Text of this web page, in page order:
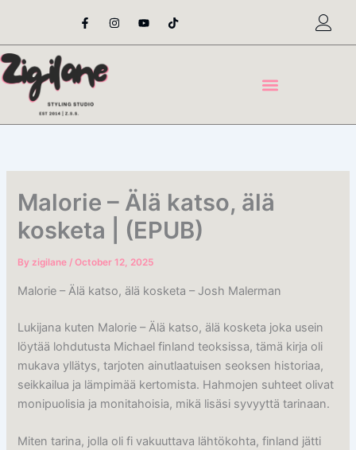
content
F
a
e
o
o
-
I
n
t
Y
o
t
T
i
t
Malorie – Älä katso, älä
kosketa | (EPUB)
Byzigilane/October 12, 2025
Malorie – Älä katso, älä kosketa – Josh Malerman
Lukijana kuten Malorie – Älä katso, älä kosketa joka usein
löytää lohdutusta Michael finland teoksissa, tämä kirja oli
mukava yllätys, tarjoten ainutlaatuisen seoksen historiaa,
seikkailua ja lämpimää kertomista. Hahmojen suhteet olivat
monipuolisia ja monitahoisia, mikä lisäsi syvyyttä tarinaan.
Miten tarina, jolla oli fi vakuuttava lähtökohta, finland jätti